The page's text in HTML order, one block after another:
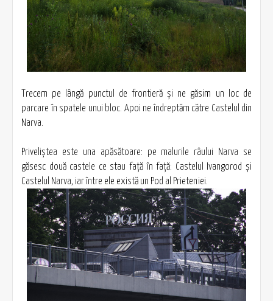
Trecem pe lângă punctul de frontieră şi ne găsim un loc de
parcare în spatele unui bloc. Apoi ne îndreptăm către Castelul din
Narva.
Priveliştea este una apăsătoare: pe malurile râului Narva se
găsesc două castele ce stau faţă în faţă: Castelul Ivangorod şi
Castelul Narva, iar între ele există un Pod al Prieteniei.